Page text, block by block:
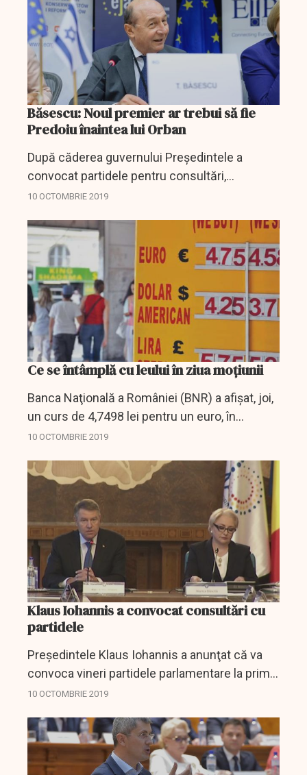
Băsescu: Noul premier ar trebui să fie
Predoiu înaintea lui Orban
După căderea guvernului Președintele a
convocat partidele pentru consultări,
consultări care vor începe vineri al ora 11, la
10 OCTOMBRIE 2019
Ce se întâmplă cu leului în ziua moțiunii
Banca Naţională a României (BNR) a afişat, joi,
un curs de 4,7498 lei pentru un euro, în
scădere cu 0,04 de bani (-0,01%) faţă de
europeană a fost...
10 OCTOMBRIE 2019
Klaus Iohannis a convocat consultări cu
partidele
Preşedintele Klaus Iohannis a anunţat că va
convoca vineri partidele parlamentare la prima
rundă de consultări, subliniind că este nevoie
cenzură a...
10 OCTOMBRIE 2019